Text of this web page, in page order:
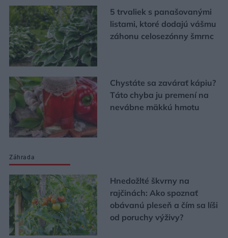
5 trvaliek s panašovanými
listami, ktoré dodajú vášmu
záhonu celosezónny šmrnc
Chystáte sa zavárať kápiu?
Táto chyba ju premení na
nevábne mäkkú hmotu
Záhrada
Hnedožlté škvrny na
rajčinách: Ako spoznať
obávanú pleseň a čím sa líši
od poruchy výživy?